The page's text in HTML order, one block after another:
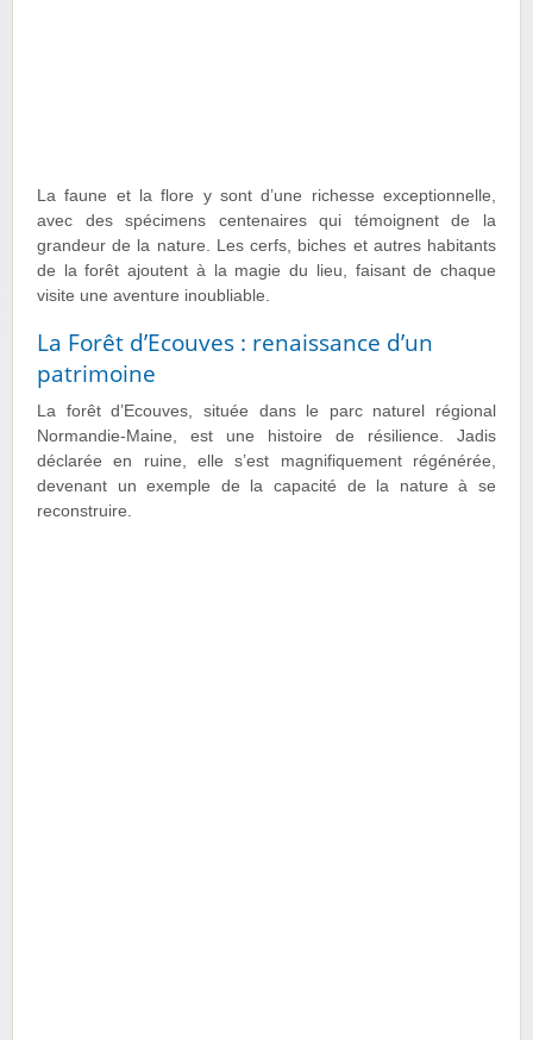
La faune et la flore y sont d’une richesse exceptionnelle,
avec des spécimens centenaires qui témoignent de la
grandeur de la nature. Les cerfs, biches et autres habitants
de la forêt ajoutent à la magie du lieu, faisant de chaque
visite une aventure inoubliable.
La Forêt d’Ecouves : renaissance d’un
patrimoine
La forêt d’Ecouves, située dans le parc naturel régional
Normandie-Maine, est une histoire de résilience. Jadis
déclarée en ruine, elle s’est magnifiquement régénérée,
devenant un exemple de la capacité de la nature à se
reconstruire.